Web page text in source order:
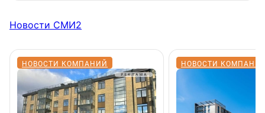
Новости СМИ2
НОВОСТИ КОМПАНИЙ НОВОСТИ